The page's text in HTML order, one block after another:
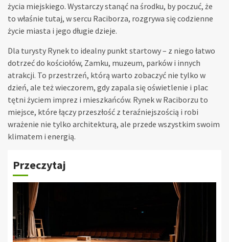
życia miejskiego. Wystarczy stanąć na środku, by poczuć, że
to właśnie tutaj, w sercu Raciborza, rozgrywa się codzienne
życie miasta i jego długie dzieje.
Dla turysty Rynek to idealny punkt startowy – z niego łatwo
dotrzeć do kościołów, Zamku, muzeum, parków i innych
atrakcji. To przestrzeń, którą warto zobaczyć nie tylko w
dzień, ale też wieczorem, gdy zapala się oświetlenie i plac
tętni życiem imprez i mieszkańców. Rynek w Raciborzu to
miejsce, które łączy przeszłość z teraźniejszością i robi
wrażenie nie tylko architekturą, ale przede wszystkim swoim
klimatem i energią.
Przeczytaj